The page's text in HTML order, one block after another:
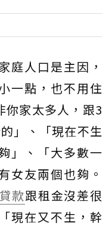
庭人口是主因，
一點，也不用住
你家太多人，跟3
」、「現在不生
」、「大多數一
女友兩個也夠。
貸款跟租金沒差很
現在又不生，幹